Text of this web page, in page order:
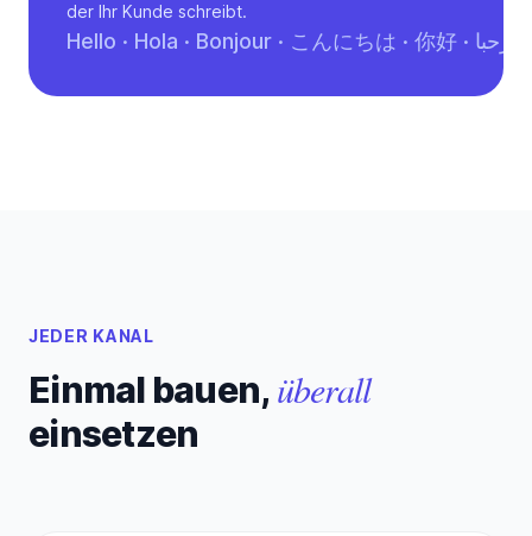
der Ihr Kunde schreibt.
JEDER KANAL
Einmal bauen, überall
einsetzen